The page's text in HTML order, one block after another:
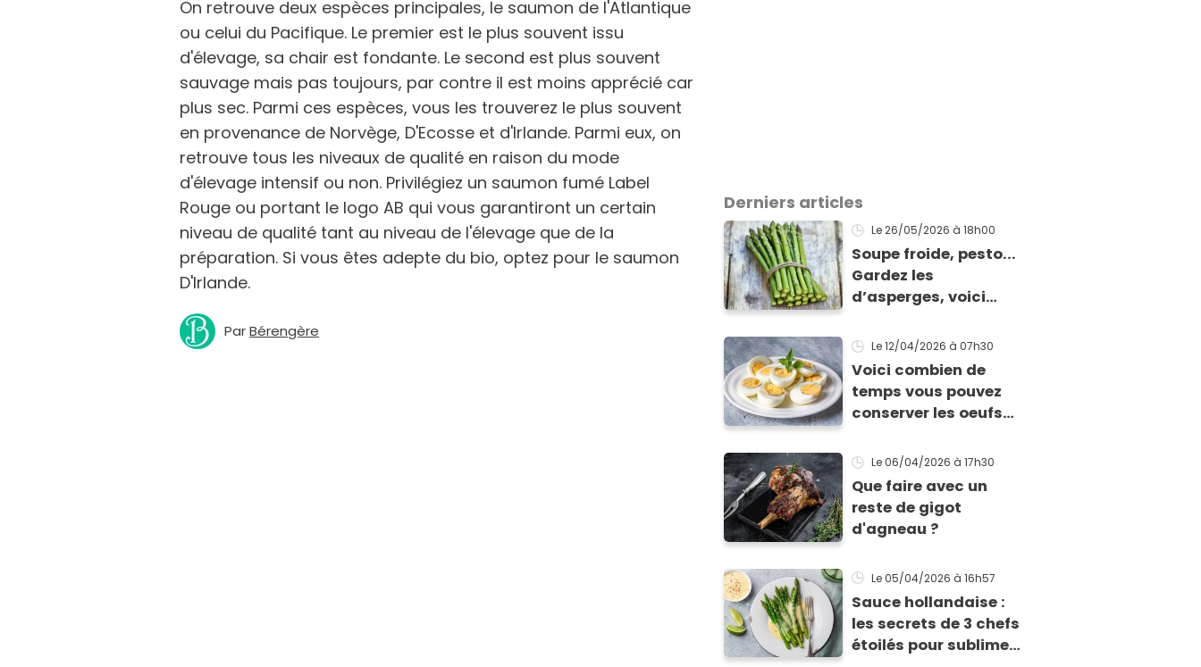
On retrouve deux espèces principales, le saumon de l'Atlantique
ou celui du Pacifique. Le premier est le plus souvent issu
d'élevage, sa chair est fondante. Le second est plus souvent
sauvage mais pas toujours, par contre il est moins apprécié car
plus sec. Parmi ces espèces, vous les trouverez le plus souvent
en provenance de Norvège, D'Ecosse et d'Irlande. Parmi eux, on
retrouve tous les niveaux de qualité en raison du mode
d'élevage intensif ou non. Privilégiez un saumon fumé Label
Rouge ou portant le logo AB qui vous garantiront un certain
niveau de qualité tant au niveau de l'élevage que de la
préparation. Si vous êtes adepte du bio, optez pour le saumon
D'Irlande.
ParBérengère
Derniers articles
Le 26/05/2026 à 18h00
Soupe froide, pesto...
Gardez les
d’asperges, voici
!
Le 12/04/2026 à 07h30
Voici combien de
temps vous pouvez
conserver les oeufs
cuisson
Le 06/04/2026 à 17h30
Que faire avec un
reste de gigot
d'agneau ?
Le 05/04/2026 à 16h57
Sauce hollandaise :
les secrets de 3 chefs
étoilés pour sublimer